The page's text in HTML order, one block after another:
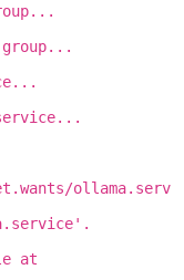
ollama.serv
at